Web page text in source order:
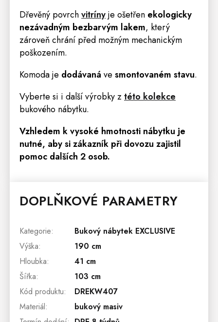
Dřevěný povrchvitrínyje ošetřen ekologicky
nezávadným bezbarvým lakem, který
zároveň chrání před možným mechanickým
poškozením.
Komodaje dodávaná ve smontovaném stavu.
Vyberte si i další výrobky z této kolekce
bukového nábytku.
Vzhledem k vysoké hmotnosti nábytku je
nutné, aby si zákazník při dovozu zajistil
pomoc dalších 2 osob.
DOPLŇKOVÉ PARAMETRY
Kategorie:
Bukový nábytek EXCLUSIVE
Výška:
190 cm
Hloubka:
41 cm
Šířka:
103 cm
Kód produktu:
DREKW407
Materiál:
bukový masiv